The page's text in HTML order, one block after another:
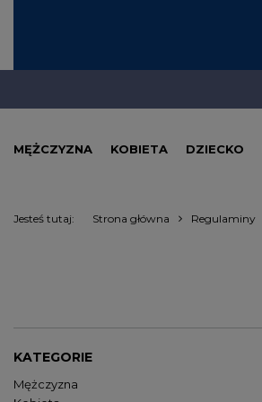
MĘŻCZYZNA KOBIETA DZIECKO
Jesteś tutaj: Strona główna Regulaminy
KATEGORIE
Mężczyzna